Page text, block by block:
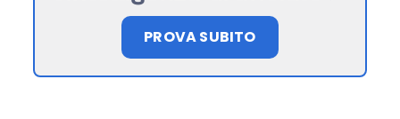
PROVA SUBITO